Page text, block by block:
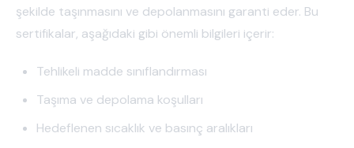
şekilde taşınmasını ve depolanmasını garanti eder. Bu
sertifikalar, aşağıdaki gibi önemli bilgileri içerir:
Tehlikeli madde sınıflandırması
Taşıma ve depolama koşulları
Hedeflenen sıcaklık ve basınç aralıkları